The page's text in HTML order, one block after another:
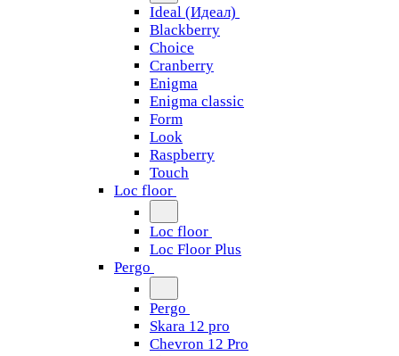
Ideal (Идеал)
Blackberry
Choice
Cranberry
Enigma
Enigma classic
Form
Look
Raspberry
Touch
Loc floor
Loc floor
Loc Floor Plus
Pergo
Pergo
Skara 12 pro
Chevron 12 Pro